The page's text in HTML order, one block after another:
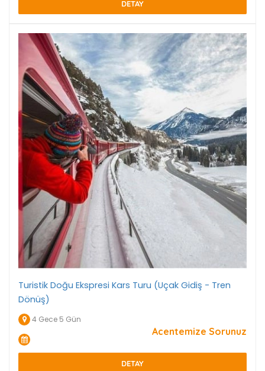
DETAY
Turistik Doğu Ekspresi Kars Turu (Uçak Gidiş - Tren
Dönüş)
4 Gece 5 Gün
Acentemize Sorunuz
DETAY